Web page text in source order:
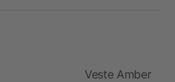
Veste Amber